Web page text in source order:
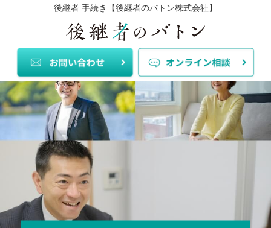
後継者 手続き【後継者のバトン株式会社】